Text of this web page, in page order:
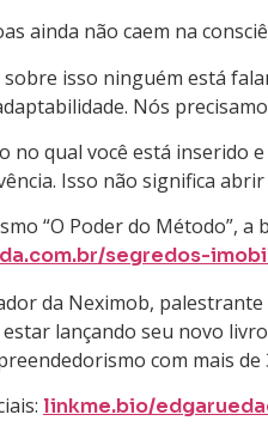
ainda não caem na
sobre isso ninguém está
Nós
no qual você está inserido
Isso não significa
“O Poder do Método”,
segredos-
da Neximob,
estar lançando seu novo
com mais
linkme.bio/